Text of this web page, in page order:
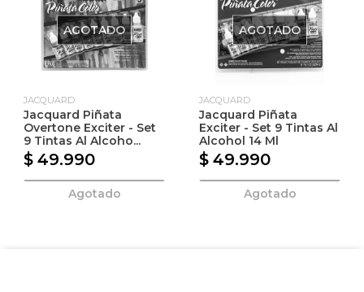
AGOTADO
JACQUARD
Jacquard Piñata
Overtone Exciter - Set
9 Tintas Al Alcoho...
$ 49.990
Agotado
AGOTADO
JACQUARD
Jacquard Piñata
Exciter - Set 9 Tintas Al
Alcohol 14 Ml
$ 49.990
Agotado